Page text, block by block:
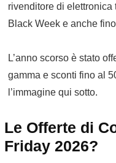
rivenditore di elettronica
Black Week e anche
L’anno scorso è stato
gamma e sconti fino al
l’immagine qui sotto.
Le Offerte di
Friday 2026?